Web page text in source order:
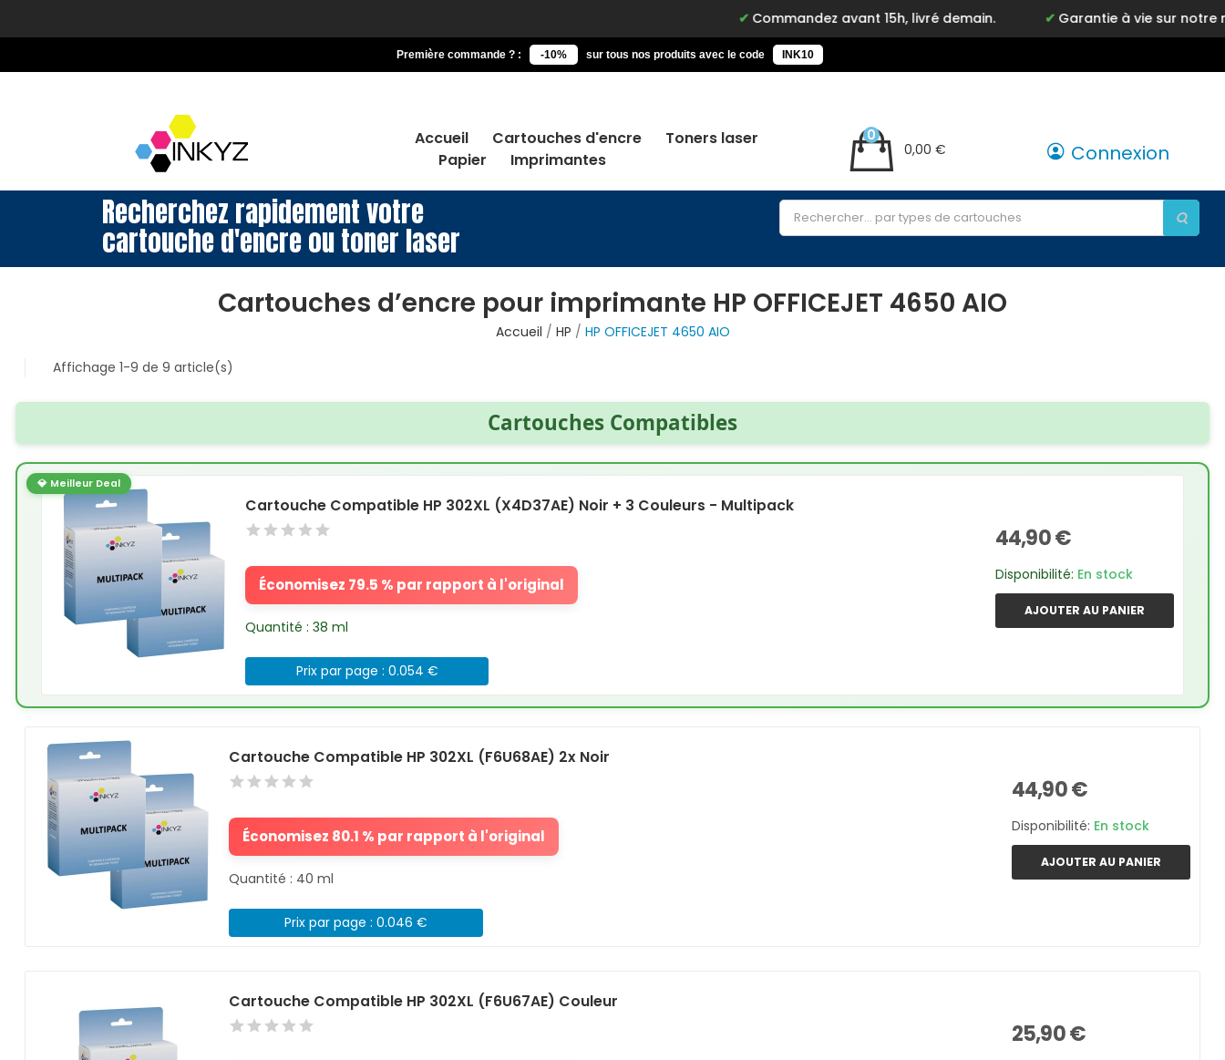
Commandez avant 15h, livré demain. Garantie à vie sur notre marque
Première commande ? : -10% sur tous nos produits avec le code INK10
Accueil Cartouches d'encre
Toners laser
Papier
Imprimantes
0,00 €
0
Connexion
Recherchez rapidement votre
cartouche d'encre ou toner laser
Cartouches d’encre pour imprimante HP OFFICEJET 4650 AIO
Accueil HP
HP OFFICEJET 4650 AIO
Affichage 1-9 de 9 article(s)
Cartouches Compatibles
💎 Meilleur Deal
Cartouche Compatible HP 302XL (X4D37AE) Noir + 3 Couleurs - Multipack
Économisez 79.5 % par rapport à l'original
Quantité : 38 ml
Prix par page : 0.054 €
44,90 €
Disponibilité: En stock
AJOUTER AU PANIER
Cartouche Compatible HP 302XL (F6U68AE) 2x Noir
Économisez 80.1 % par rapport à l'original
Quantité : 40 ml
Prix par page : 0.046 €
44,90 €
Disponibilité: En stock
AJOUTER AU PANIER
Cartouche Compatible HP 302XL (F6U67AE) Couleur
25,90 €